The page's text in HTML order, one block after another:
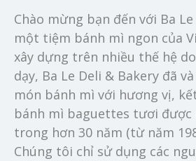
Chào mừng bạn đến với Ba
một tiệm bánh mì ngon của
xây dựng trên nhiều thế hệ
dạy, Ba Le Deli & Bakery đã
món bánh mì với hương vị,
bánh mì baguettes tươi được
trong hơn 30 năm (từ năm
Chúng tôi chỉ sử dụng các